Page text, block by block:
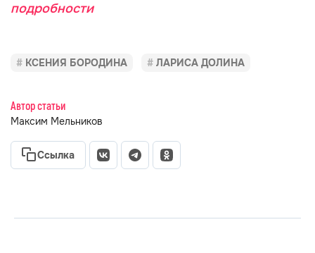
подробности
КСЕНИЯ БОРОДИНА ЛАРИСА ДОЛИНА
Автор статьи
Максим Мельников
Ссылка